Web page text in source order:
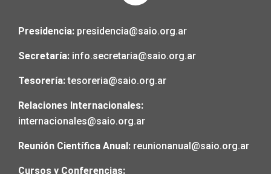
Presidencia: presidencia@saio.org.ar
Secretaría: info.secretaria@saio.org.ar
Tesorería:tesoreria@saio.org.ar
Relaciones Internacionales:
internacionales@saio.org.ar
Reunión Científica Anual: reunionanual@saio.org.ar
Cursos y Conferencias: